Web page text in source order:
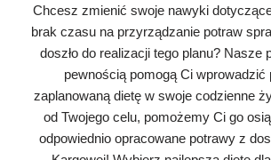
Chcesz zmienić swoje nawyki
brak czasu na przyrządzanie potraw
doszło do realizacji tego planu? Nasze
pewnością pomogą Ci wprowadzić
zaplanowaną dietę w swoje codzienne
od Twojego celu, pomożemy Ci go
odpowiednio opracowane potrawy z